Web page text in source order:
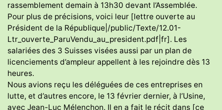
rassemblement demain à 13h30 devant l’Assemblée.
Pour plus de précisions, voici leur [lettre ouverte au
Président de la République|/public/Texte/12.01-
Ltr_ouverte_ParuVendu_au_president.pdf|fr]. Les
salariées des 3 Suisses visées aussi par un plan de
licenciements d’ampleur appellent à les rejoindre dès 13
heures.
Nous avions reçu les déléguées de ces entreprises en
lutte, et d’autres encore, le 13 février dernier, à l’Usine,
avec Jean-Luc Mélenchon. Il en a fait le récit dans [ce